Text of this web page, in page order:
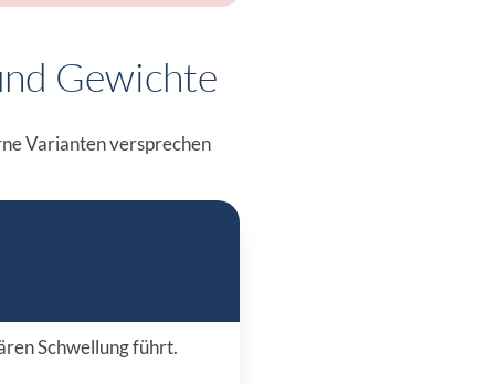
Gewichte
Varianten versprechen
Schwellung führt.